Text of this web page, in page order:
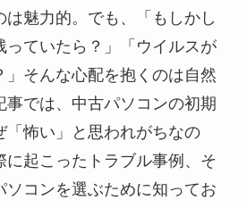
は魅力的。でも、「もしかし
っていたら？」「ウイルスが
」そんな心配を抱くのは自然
事では、中古パソコンの初期
「怖い」と思われがちなの
に起こったトラブル事例、そ
ソコンを選ぶために知ってお